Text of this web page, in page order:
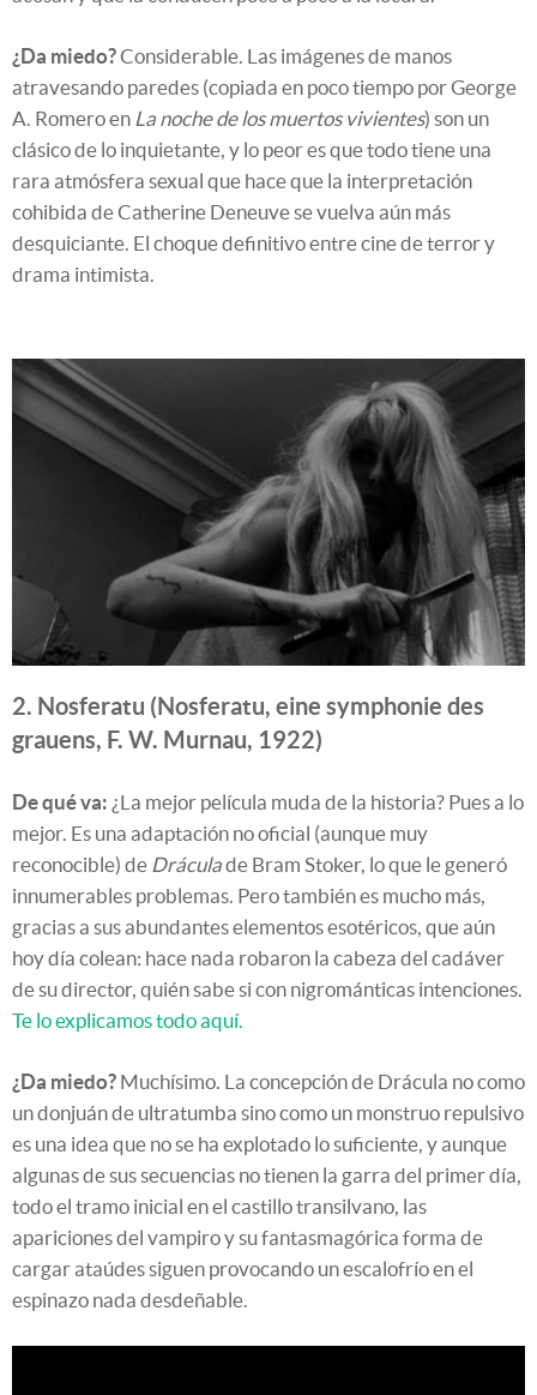
¿Da miedo?Considerable. Las imágenes de manos
atravesando paredes (copiada en poco tiempo por George
A. Romero en La noche de los muertos vivientes) son un
clásico de lo inquietante, y lo peor es que todo tiene una
rara atmósfera sexual que hace que la interpretación
cohibida de Catherine Deneuve se vuelva aún más
desquiciante. El choque definitivo entre cine de terror y
drama intimista.
2. Nosferatu (Nosferatu, eine symphonie des
grauens, F. W. Murnau, 1922)
De qué va: ¿La mejor película muda de la historia? Pues a lo
mejor. Es una adaptación no oficial (aunque muy
reconocible) de Dráculade Bram Stoker, lo que le generó
innumerables problemas. Pero también es mucho más,
gracias a sus abundantes elementos esotéricos, que aún
hoy día colean: hace nada robaron la cabeza del cadáver
de su director, quién sabe si con nigrománticas intenciones.
Te lo explicamos todo aquí.
¿Da miedo? Muchísimo. La concepción de Drácula no como
un donjuán de ultratumba sino como un monstruo repulsivo
es una idea que no se ha explotado lo suficiente, y aunque
algunas de sus secuencias no tienen la garra del primer día,
todo el tramo inicial en el castillo transilvano, las
apariciones del vampiro y su fantasmagórica forma de
cargar ataúdes siguen provocando un escalofrío en el
espinazo nada desdeñable.